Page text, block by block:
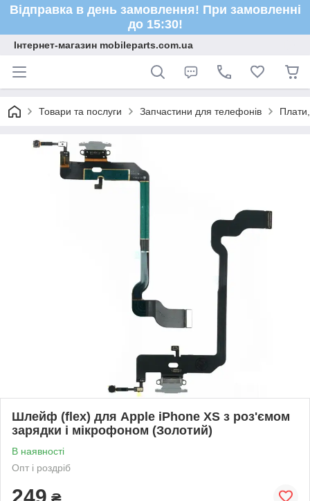
Відправка в день замовлення! При замовленні
до 15:30!
Інтернет-магазин mobileparts.com.ua
Товари та послуги Запчастини для телефонів
Шлейф (flex) для Apple iPhone XS з роз'ємом
зарядки і мікрофоном (Золотий)
В наявності
Опт і роздріб
249